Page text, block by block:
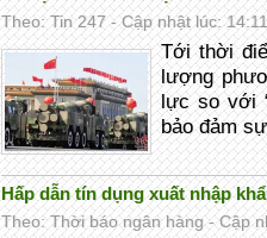
Theo: Tin 247 - Cập nhật lúc:
Tới thời
lượng
lực so với
bảo đảm
Hấp dẫn tín dụng xuất nhập
Theo: Thời báo ngân hàng - Cập